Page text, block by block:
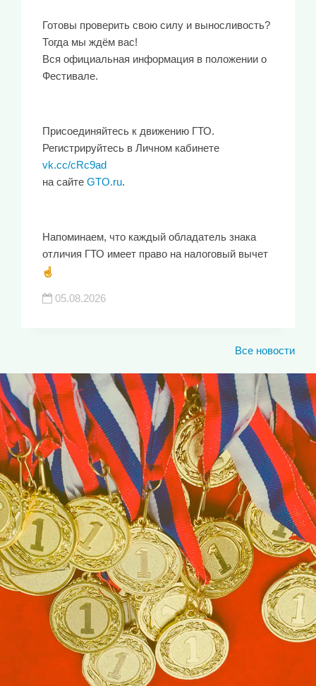
Готовы проверить свою силу и выносливость?
Тогда мы ждём вас!
Вся официальная информация в положении о
Фестивале.
Присоединяйтесь к движению ГТО.
Регистрируйтесь в Личном кабинете
vk.cc/cRc9ad
на сайте GTO.ru.
Напоминаем, что каждый обладатель знака
отличия ГТО имеет право на налоговый вычет
05.08.2026
Все новости
ЮКИОР
ЛУЧШИЕ СПОРТИВНЫЕ
ДОСТИЖЕНИЯ
Узнать больше